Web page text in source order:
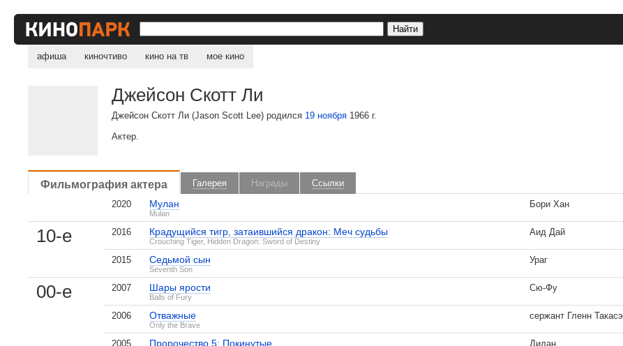
афиша киночтиво кино на тв мое кино
Джейсон Скотт Ли
Джейсон Скотт Ли (Jason Scott Lee) родился 19 ноября 1966 г.
Актер.
Фильмография актера Галерея Награды
Ссылки
2020
Мулан
Mulan
Бори Хан
10-е 2016 Крадущийся тигр, затаившийся дракон: Меч судьбы
Crouching Tiger, Hidden Dragon: Sword of Destiny
Аид Дай
2015 Седьмой сын
Seventh Son
Ураг
00-е 2007 Шары ярости
Balls of Fury
Сю-Фу
2006 Отважные
Only the Brave
сержант Гленн Такасэ
2005 Пророчество 5: Покинутые Дилан